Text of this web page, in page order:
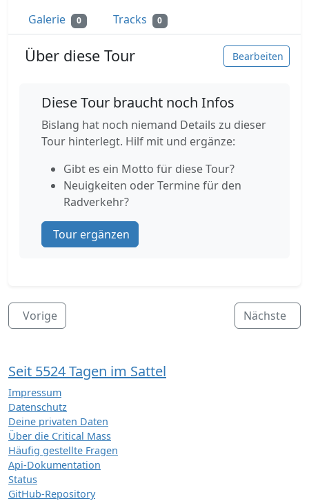
Galerie 0 Tracks 0
Über diese Tour Bearbeiten
Diese Tour braucht noch Infos
Bislang hat noch niemand Details zu dieser
Tour hinterlegt. Hilf mit und ergänze:
Gibt es ein Motto für diese Tour?
Neuigkeiten oder Termine für den
Radverkehr?
Tour ergänzen
Vorige Nächste
Seit 5524 Tagen im Sattel
Impressum
Datenschutz
Deine privaten Daten
Über die Critical Mass
Häufig gestellte Fragen
Api-Dokumentation
Status
GitHub-Repository